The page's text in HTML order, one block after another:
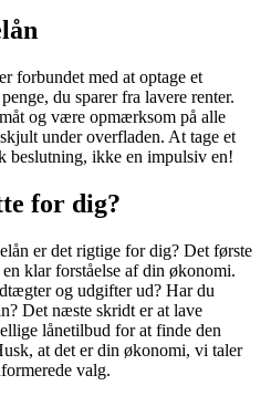
forbundet med at optage et
du sparer fra lavere renter.
og være opmærksom på alle
under overfladen. At tage et
beslutning, ikke en impulsiv en!
for dig?
er det rigtige for dig? Det første
klar forståelse af din økonomi.
og udgifter ud? Har du
Det næste skridt er at lave
lånetilbud for at finde den
at det er din økonomi, vi taler
valg.